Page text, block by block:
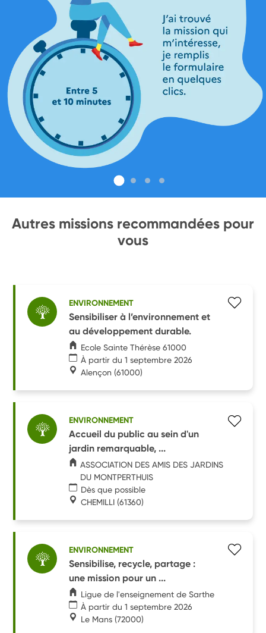
Autres missions recommandées pour
vous
ENVIRONNEMENT
Sensibiliser à l’environnement et
au développement durable.
Ecole Sainte Thérèse 61000
À partir du 1 septembre 2026
Alençon (61000)
ENVIRONNEMENT
Accueil du public au sein d'un
jardin remarquable, ...
ASSOCIATION DES AMIS DES JARDINS
DU MONTPERTHUIS
Dès que possible
CHEMILLI (61360)
ENVIRONNEMENT
Sensibilise, recycle, partage :
une mission pour un ...
Ligue de l'enseignement de Sarthe
À partir du 1 septembre 2026
Le Mans (72000)